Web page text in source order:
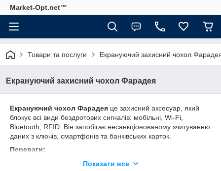
Market-Opt.net™
Товари та послуги Екрануючий захисний чохол
Екрануючий захисний чохол Фарадея
Екрануючий чохол Фарадея це захисний аксесуар, який
блокує всі види бездротових сигналів: мобільні, Wi-Fi,
Bluetooth, RFID. Він запобігає несанкціонованому зчитуванню
даних з ключів, смартфонів та банківських карток.
Переваги:
Повна ізоляція від електромагнітних хвиль
Показати все